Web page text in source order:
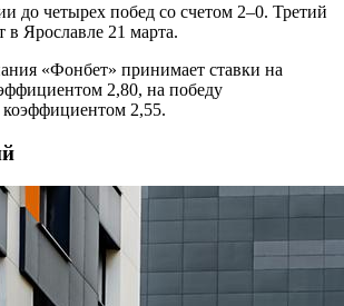
до четырех побед со счетом 2–0. Третий
в Ярославле 21 марта.
«Фонбет» принимает ставки на
2,80, на победу
2,55.